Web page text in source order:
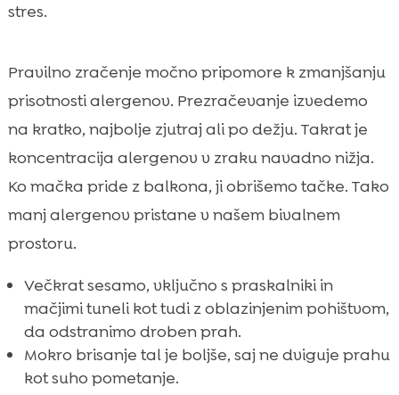
stres.
Pravilno zračenje močno pripomore k zmanjšanju
prisotnosti alergenov. Prezračevanje izvedemo
na kratko, najbolje zjutraj ali po dežju. Takrat je
koncentracija alergenov v zraku navadno nižja.
Ko mačka pride z balkona, ji obrišemo tačke. Tako
manj alergenov pristane v našem bivalnem
prostoru.
Večkrat sesamo, vključno s praskalniki in
mačjimi tuneli kot tudi z oblazinjenim pohištvom,
da odstranimo droben prah.
Mokro brisanje tal je boljše, saj ne dviguje prahu
kot suho pometanje.